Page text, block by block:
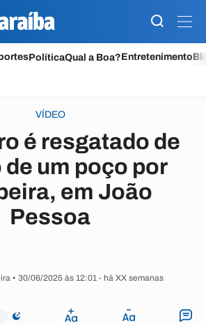
PolíticaQual a Boa?Entretenimento
VÍDEO
é resgatado de
um poço por
em João
Pessoa
• 30/06/2025 às 12:01 - há XX semanas